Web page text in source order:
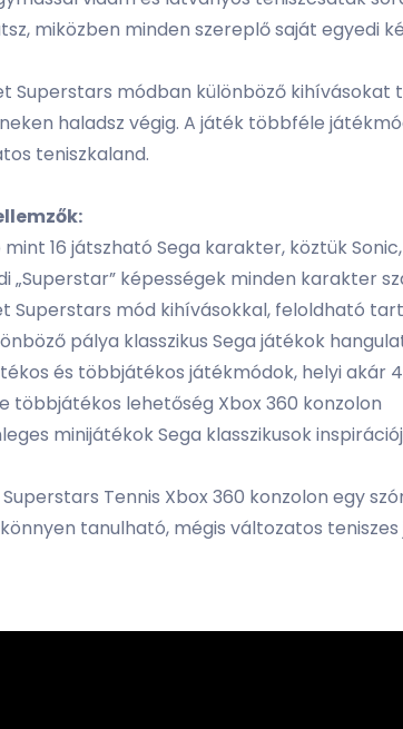
miközben minden szereplő saját egyedi
Superstars módban különböző
haladsz végig. A játék többféle
teniszkaland.
16 játszható Sega karakter, köztük Sonic,
„Superstar” képességek minden karakter
Superstars mód kihívásokkal, feloldható
pálya klasszikus Sega játékok
és többjátékos játékmódok, helyi akár
többjátékos lehetőség Xbox 360 konzolon
minijátékok Sega klasszikusok
Superstars Tennis Xbox 360 konzolon egy
tanulható, mégis változatos